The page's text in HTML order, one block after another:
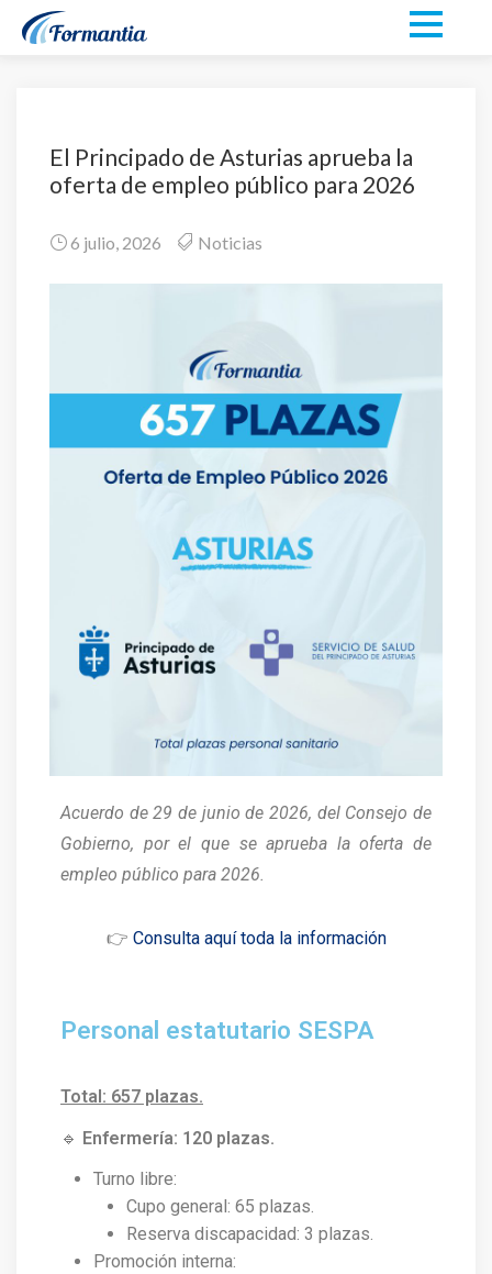
El Principado de Asturias aprueba la
oferta de empleo público para 2026
6 julio, 2026 Noticias
Acuerdo de 29 de junio de 2026, del Consejo de
Gobierno, por el que se aprueba la oferta de
empleo público para 2026.
👉 Consulta aquí toda la información
Personal estatutario SESPA
Total: 657 plazas.
🔹 Enfermería: 120 plazas.
Turno libre:
Cupo general: 65 plazas.
Reserva discapacidad: 3 plazas.
Promoción interna: